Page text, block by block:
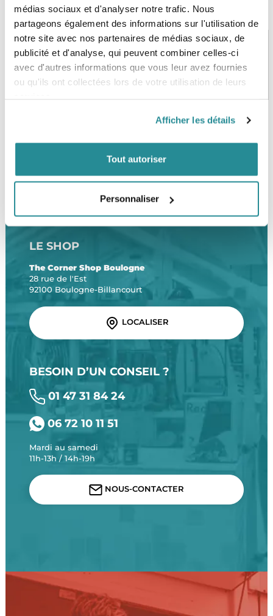
médias sociaux et d'analyser notre trafic. Nous
partageons également des informations sur l'utilisation de
notre site avec nos partenaires de médias sociaux, de
publicité et d'analyse, qui peuvent combiner celles-ci
avec d'autres informations que vous leur avez fournies
ou qu'ils ont collectées lors de votre utilisation de leurs
Afficher les détails
Tout autoriser
Personnaliser
PAIEMENT SÉCURISÉ
CB, VISA, Mastercard, ALMA
STOCK EN TEMPS RÉEL
Plus de 5000 produits en stock
SERVICE CLIENT
Une équipe de passionnés
FRAIS DE PORT OFFERTS
LE SHOP
The Corner Shop Boulogne
28 rue de l'Est
92100 Boulogne-Billancourt
LOCALISER
BESOIN D’UN CONSEIL ?
01 47 31 84 24
06 72 10 11 51
Mardi au samedi
11h-13h / 14h-19h
NOUS-CONTACTER